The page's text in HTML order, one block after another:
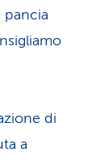
pancia
di
a